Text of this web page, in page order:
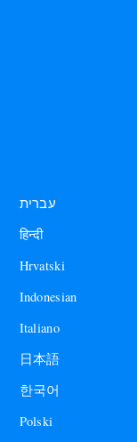
עברית
हिन्दी
Hrvatski
Indonesian
Italiano
日本語
한국어
Polski